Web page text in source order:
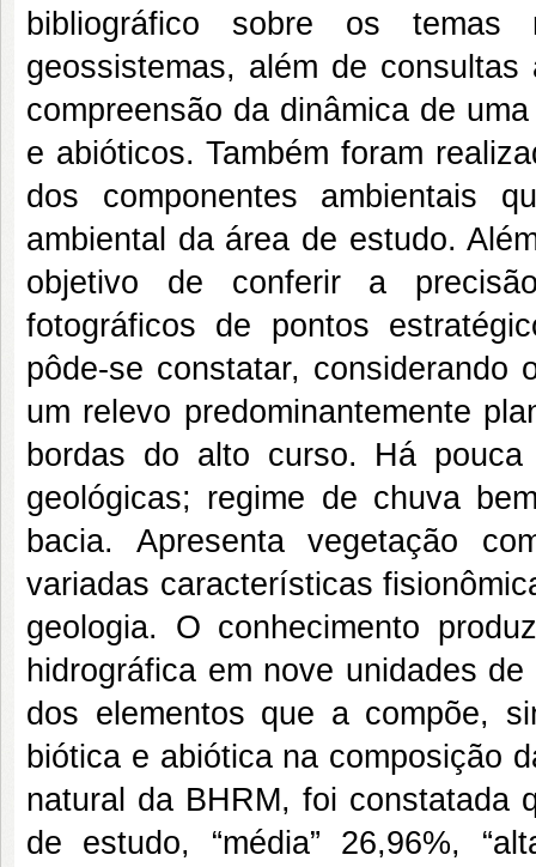
bibliográfico sobre os temas
geossistemas, além de
compreensão da dinâmica de
e abióticos. Também foram
dos componentes ambientais
ambiental da área de estudo.
objetivo de conferir a
fotográficos de pontos
pôde-se constatar,
um relevo predominantemente
bordas do alto curso. Há
geológicas; regime de chuva
bacia. Apresenta vegetação
variadas características
geologia. O conhecimento
hidrográfica em nove unidades
dos elementos que a compõe,
biótica e abiótica na composição
natural da BHRM, foi constatada
de estudo, “média” 26,96%,